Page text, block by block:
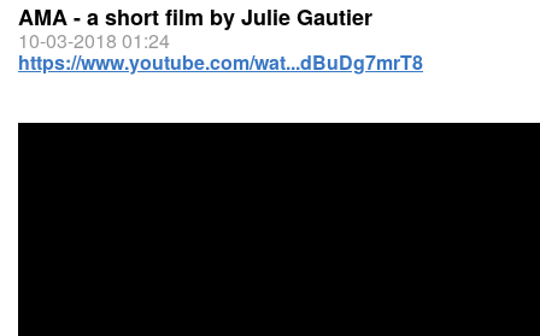
AMA - a short film by Julie Gautier
10-03-2018 01:24
https://www.youtube.com/wat...dBuDg7mrT8